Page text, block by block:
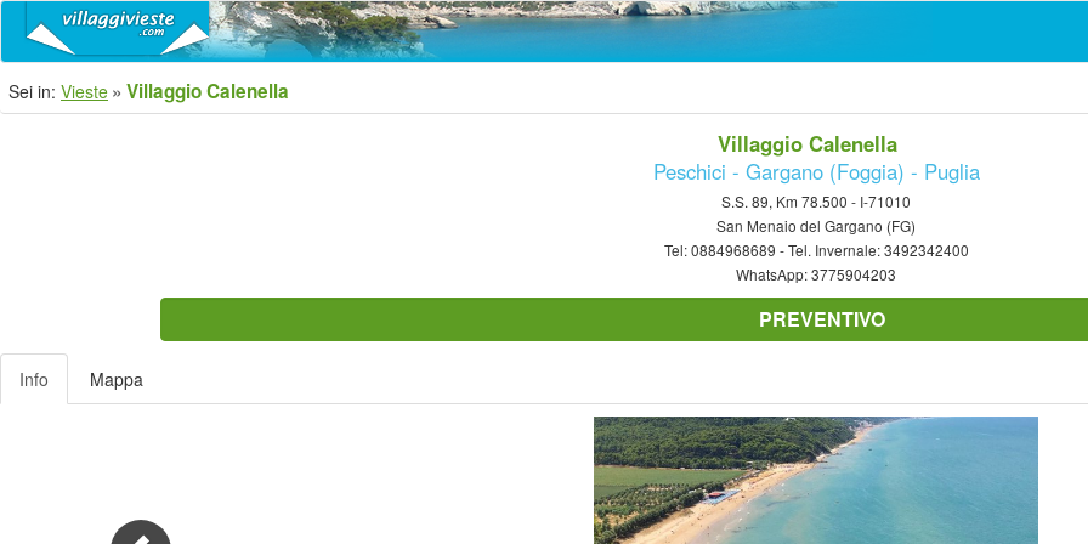
Sei in: Vieste Villaggio Calenella
Villaggio Calenella
Peschici - Gargano (Foggia) - Puglia
S.S. 89, Km 78.500 - I-71010
San Menaio del Gargano (FG)
Tel:0884968689 - Tel. Invernale:3492342400
WhatsApp:3775904203
PREVENTIVO
Info Mappa